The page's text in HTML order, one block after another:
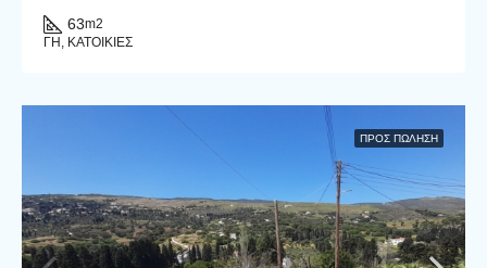
63m2
ΓΗ, ΚΑΤΟΙΚΊΕΣ
ΠΡΟΣ ΠΏΛΗΣΗ